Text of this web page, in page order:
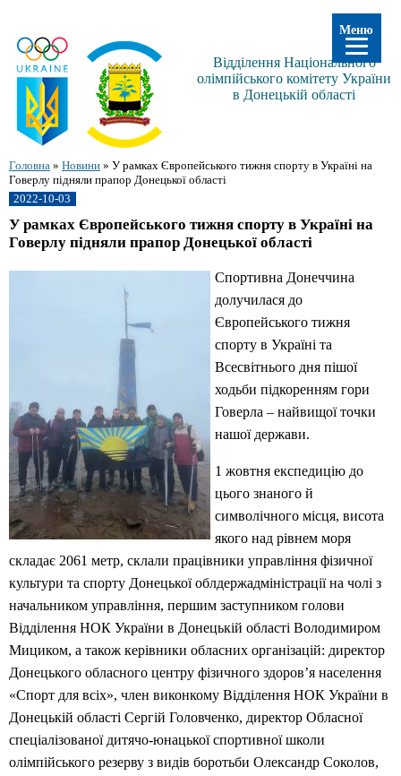
Відділення Національного
олімпійського комітету України
в Донецькій області
Головна » Новини » У рамках Європейського тижня спорту в Україні на
Говерлу підняли прапор Донецької області
2022-10-03
У рамках Європейського тижня спорту в Україні на
Говерлу підняли прапор Донецької області
Спортивна Донеччина
долучилася до
Європейського тижня
спорту в Україні та
Всесвітнього дня пішої
ходьби підкоренням гори
Говерла – найвищої точки
нашої держави.
1 жовтня експедицію до
цього знаного й
символічного місця, висота
якого над рівнем моря
складає 2061 метр, склали працівники управління фізичної
культури та спорту Донецької облдержадміністрації на чолі з
начальником управління, першим заступником голови
Відділення НОК України в Донецькій області Володимиром
Мициком, а також керівники обласних організацій: директор
Донецького обласного центру фізичного здоров’я населення
«Спорт для всіх», член виконкому Відділення НОК України в
Донецькій області Сергій Головченко, директор Обласної
спеціалізованої дитячо-юнацької спортивної школи
олімпійського резерву з видів боротьби Олександр Соколов,
Меню